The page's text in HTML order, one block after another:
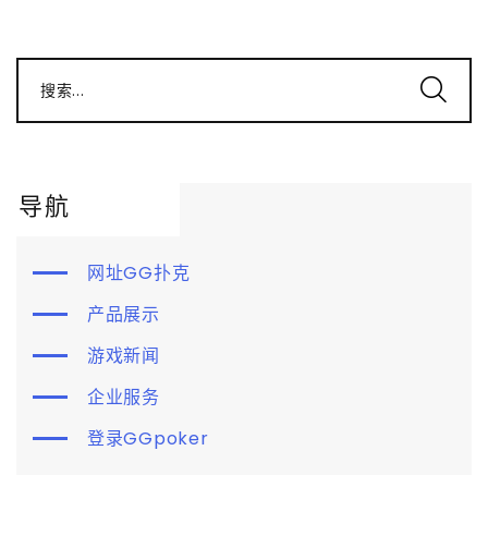
搜索...
导航
网址GG扑克
产品展示
游戏新闻
企业服务
登录GGpoker